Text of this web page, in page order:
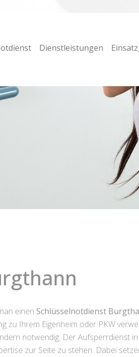
Dienstleistungen
einen Schlüsselnotdienst
zu Ihrem Eigenheim oder PKW
notwendig. Der Aufsperrdienst
zur Seite zu stehen. Dabei